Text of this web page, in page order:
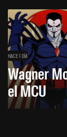
HACE 1 DÍA
Wagner
el MCU